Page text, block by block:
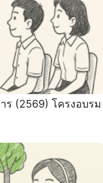
ร (2569) โครงอบรม